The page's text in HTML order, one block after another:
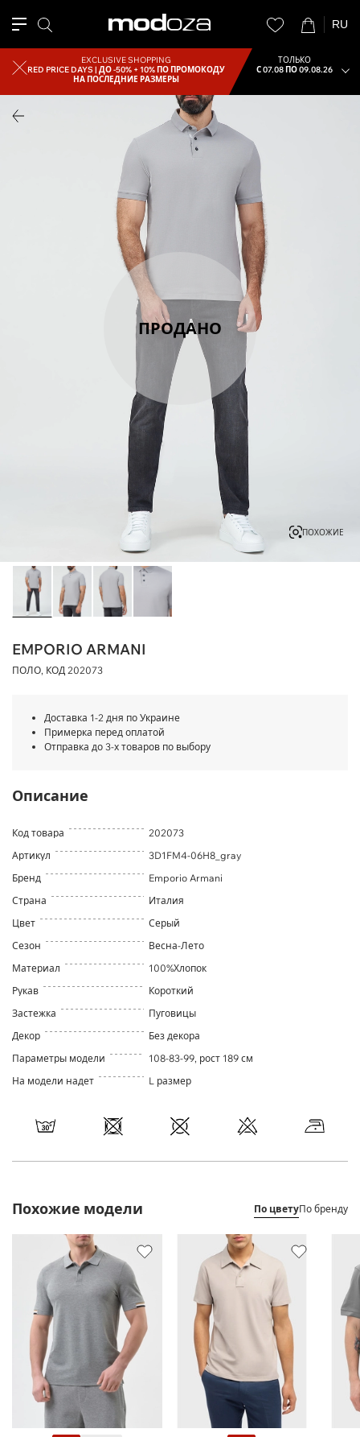
RU
EXCLUSIVE SHOPPING
RED PRICE DAYS |ДО -50% + 10% ПО ПРОМОКОДУ
НА ПОСЛЕДНИЕ РАЗМЕРЫ
ТОЛЬКО
С 07.08 ПО 09.08.26
ПОХОЖИЕ
ПРОДАНО
EMPORIO ARMANI
ПОЛО, КОД 202073
Доставка 1-2 дня по Украине
Примерка перед оплатой
Отправка до 3-х товаров по выбору
Описание
Код товара
202073
Артикул
3D1FM4-06H8_gray
Бренд
Emporio Armani
Страна
Италия
Цвет
Серый
Сезон
Весна-Лето
Материал
100%Хлопок
Рукав
Короткий
Застежка
Пуговицы
Декор
Без декора
Параметры модели
108-83-99, рост 189 см
На модели надет
L размер
Похожие модели По цветуПо бренду